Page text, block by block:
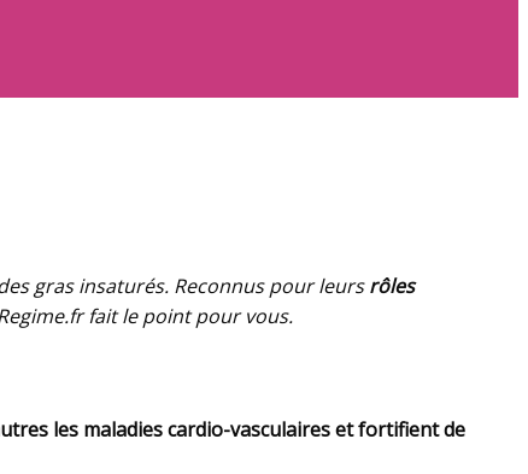
gras insaturés. Reconnus pour leursrôles
fait le point pour vous.
les maladies cardio-vasculairesetfortifient de